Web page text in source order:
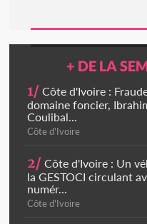
+ DE LA
1/ Côte d'Ivoire :
domaine foncier,
Coulibal...
Côte d'Ivoire
2/ Côte d'Ivoire : Un
la GESTOCI circulant
numér...
Côte d'Ivoire